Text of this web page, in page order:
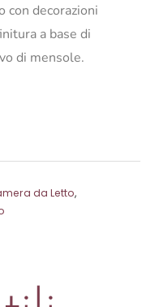
con decorazioni
a base di
di mensole.
da Letto,